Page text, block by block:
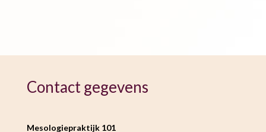
Contact gegevens
Mesologiepraktijk 101